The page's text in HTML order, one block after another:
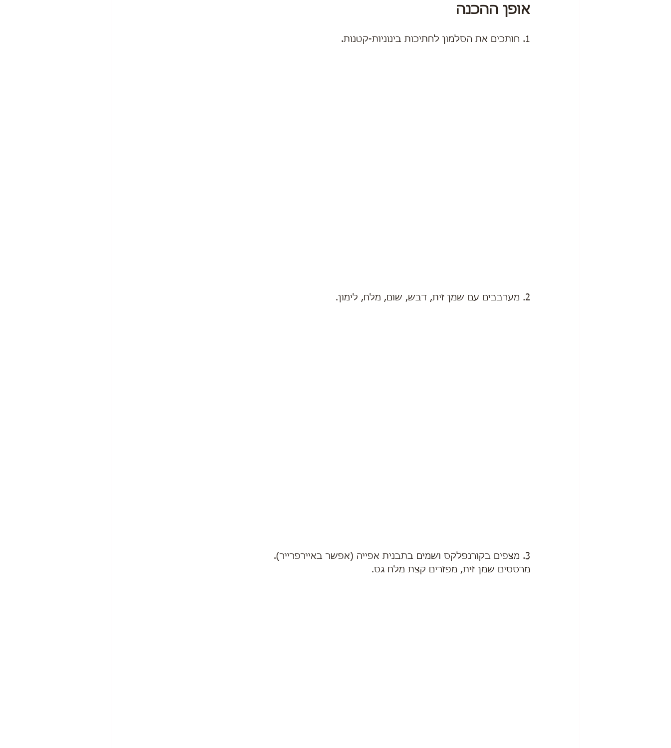
אופן ההכנה
1. חותכים את הסלמון לחתיכות בינוניות-קטנות.
2. מערבבים עם שמן זית, דבש, שום, מלח, לימון.
3. מצפים בקורנפלקס ושמים בתבנית אפייה (אפשר באיירפרייר).
מרססים שמן זית, מפזרים קצת מלח גס.